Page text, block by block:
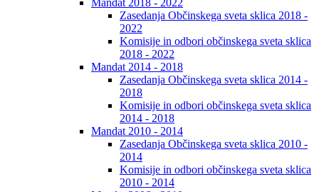
Zasedanja Občinskega sveta sklica 2018 -
2022
Komisije in odbori občinskega sveta sklica
2018 - 2022
Mandat 2014 - 2018
Zasedanja Občinskega sveta sklica 2014 -
2018
Komisije in odbori občinskega sveta sklica
2014 - 2018
Mandat 2010 - 2014
Zasedanja Občinskega sveta sklica 2010 -
2014
Komisije in odbori občinskega sveta sklica
2010 - 2014